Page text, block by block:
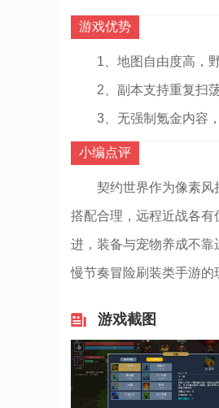
游戏优势
1、地图自由度高，
2、副本支持重复扫
3、无强制氪金内容
小编点评
契约世界作为像素风
搭配合理，远程近战各
进，装备与宠物养成不
慢节奏冒险刷装类手游的
游戏截图